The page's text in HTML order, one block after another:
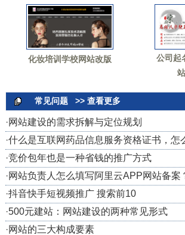
化妆培训学校网站改版
公司起
常见问题 >> 查看更多
·网站建设的需求拆解与定位规划
·什么是互联网药品信息服务资格证书，怎
·竞价包年也是一种省钱的推广方式
·网站负责人怎么填写阿里云APP网站备案
·抖音快手短视频推广 搜索前10
·500元建站：网站建设的两种常见形式
·网站的三大构成要素